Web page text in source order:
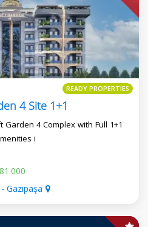
READY PROPERTIES
4 Site 1+1
Garden 4 Complex with Full
i…
Gazipaşa